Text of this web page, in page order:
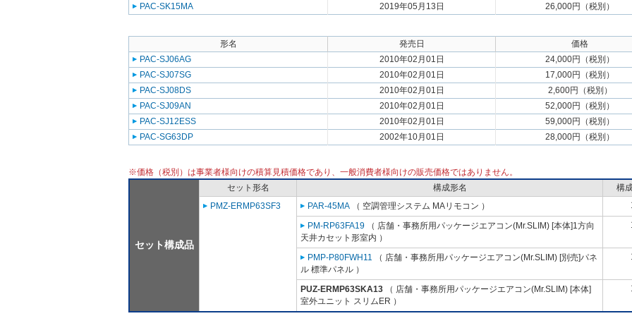
PAC-SK15MA
2019年05月13日 26,000円（税別）
形名 発売日
価格
PAC-SJ06AG
2010年02月01日
24,000円（税別）
PAC-SJ07SG
2010年02月01日
17,000円（税別）
PAC-SJ08DS
2010年02月01日
2,600円（税別）
PAC-SJ09AN
2010年02月01日
52,000円（税別）
PAC-SJ12ESS
2010年02月01日
59,000円（税別）
PAC-SG63DP
2002年10月01日 28,000円（税別）
※価格（税別）は事業者様向けの積算見積価格であり、一般消費者様向けの販売価格ではありません。
セット構成品
セット形名 構成形名
構
PMZ-ERMP63SF3
PAR-45MA （ 空調管理システム MAリモコン ）
PM-RP63FA19 （ 店舗・事務所用パッケージエアコン(Mr.SLIM) [本体]1方向
天井カセット形室内 ）
PMP-P80FWH11 （ 店舗・事務所用パッケージエアコン(Mr.SLIM) [別売]パネ
ル 標準パネル ）
PUZ-ERMP63SKA13 （ 店舗・事務所用パッケージエアコン(Mr.SLIM) [本体]
室外ユニット スリムER ）